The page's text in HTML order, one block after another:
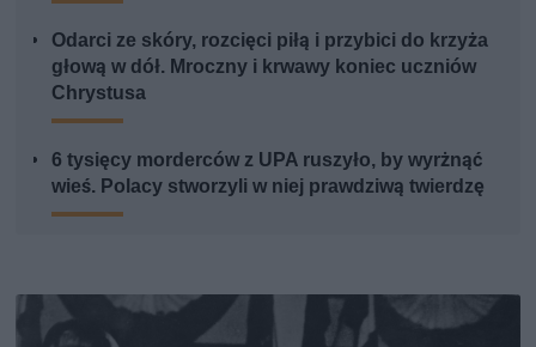
Odarci ze skóry, rozcięci piłą i przybici do krzyża
głową w dół. Mroczny i krwawy koniec uczniów
Chrystusa
6 tysięcy morderców z UPA ruszyło, by wyrżnąć
wieś. Polacy stworzyli w niej prawdziwą twierdzę